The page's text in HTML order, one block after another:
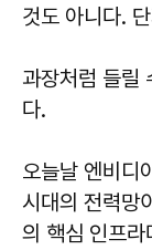
것도 아니다.
과장처럼 들릴
다.
오늘날 엔비디
시대의 전력망
의 핵심 인프